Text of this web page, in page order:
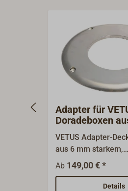
Adapter für
Doradeboxen
Edelstahl
VETUS Adapter-
aus 6 mm starkem,
hochglanzpoliertem
(AISI 316) mit vier
5,2 mm.Bei
Ab 149,00 € *
Details